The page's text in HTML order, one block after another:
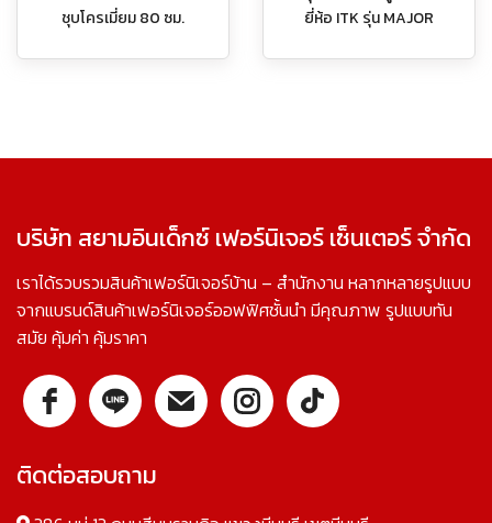
ชุบโครเมี่ยม 80 ซม.
ยี่ห้อ ITK รุ่น MAJOR
บริษัท สยามอินเด็กซ์ เฟอร์นิเจอร์ เซ็นเตอร์ จำกัด
เราได้รวบรวมสินค้าเฟอร์นิเจอร์บ้าน – สำนักงาน หลากหลายรูปแบบ
จากแบรนด์สินค้าเฟอร์นิเจอร์ออฟฟิศชั้นนำ มีคุณภาพ รูปแบบทัน
สมัย คุ้มค่า คุ้มราคา
ติดต่อสอบถาม